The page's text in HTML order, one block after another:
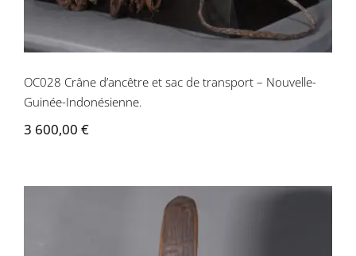
Contactez-nous
OC028 Crâne d’ancêtre et sac de transport – Nouvelle-
Guinée-Indonésienne.
3 600,00 €